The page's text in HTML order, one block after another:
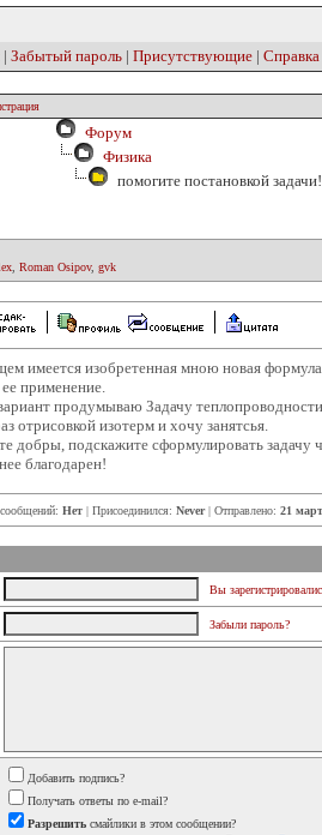
| Забытый пароль | Присутствующие | Справка
Форум
Физика
помогите постановкой задачи!
Roman Osipov, gvk
имеется изобретенная мною новая
применение.
продумываю Задачу
отрисовкой изотерм и хочу занятсья.
добры, подскажите сформулировать
благодарен!
Нет | Присоединился: Never| Отправлено: 21
Вы
Забыли пароль?
Добавить подпись?
Получать ответы по e-mail?
Разрешить смайлики в этом сообщении?